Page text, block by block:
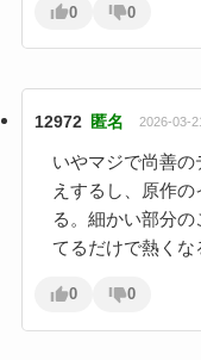
0 0
12972 匿名 2026-03-
いやマジで尚善
えするし、原作
る。細かい部分
てるだけで熱くな
0 0